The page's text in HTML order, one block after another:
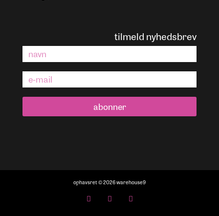
tilmeld nyhedsbrev
abonner
ophavsret © 2026 warehouse9